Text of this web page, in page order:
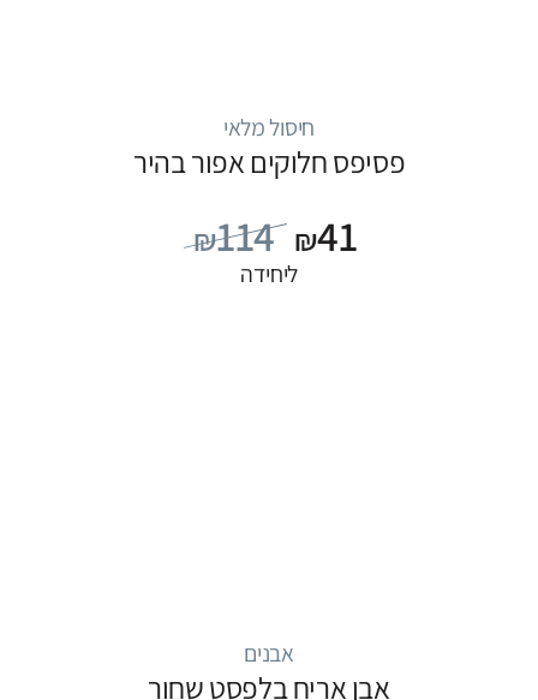
חיסול מלאי
פסיפס חלוקים אפור בהיר
₪114 ₪41
ליחידה
אבנים
אבן אריח בלפסט שחור